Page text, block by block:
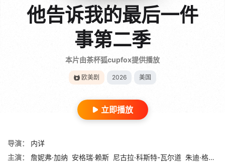
他告诉我的最后一件
事第二季
本片由茶杯狐cupfox提供播放
欧美剧 2026 美国
立即播放
导演：
内详
主演：
詹妮弗·加纳 安格瑞·赖斯 尼古拉·科斯特-瓦尔道 朱迪·格雷尔